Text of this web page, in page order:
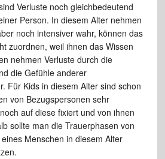
Verluste noch gleichbedeutend
Person. In diesem Alter nehmen
noch intensiver wahr, können das
zuordnen, weil ihnen das Wissen
nehmen Verluste durch die
die Gefühle anderer
Für Kids in diesem Alter sind schon
von Bezugspersonen sehr
auf diese fixiert und von ihnen
sollte man die Trauerphasen von
Menschen in diesem Alter